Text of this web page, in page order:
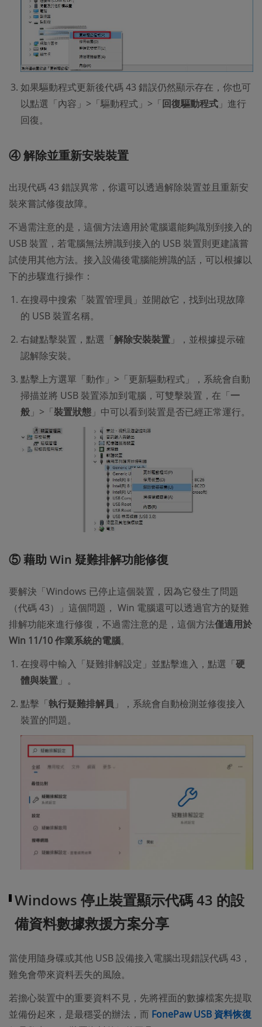
如果驅動程式更新後代碼 43 錯誤仍然顯示存在，你也可
以點選「內容」>「驅動程式」>「回復驅動程式 」進行
回復。
④ 解除並重新安裝裝置
出現代碼 43 錯誤異常，你還可以透過解除裝置並且重新安
裝來嘗試修復故障。
不過需注意的是，這個方法適用於電腦還能夠識別到接入的
USB 裝置，若電腦無法辨識到接入的 USB 裝置則更建議嘗
試使用其他方法。接入設備後電腦能辨識的話，可以根據以
下的步驟進行操作：
在搜尋中搜索「裝置管理員」並開啟它，找到出現故障
的 USB 裝置名稱。
右鍵點擊裝置，點選「解除安裝裝置 」，並根據提示確
認解除安裝。
點擊上方選單「動作」>「更新驅動程式」，系統會自動
掃描並將 USB 裝置添加到電腦，可雙擊裝置，在「一
般 」>「裝置狀態 」中可以看到裝置是否已經正常運行。
⑤ 藉助 Win 疑難排解功能修復
要解決「Windows 已停止這個裝置，因為它發生了問題
（代碼 43）」這個問題， Win 電腦還可以透過官方的疑難
排解功能來進行修復，不過需注意的是，這個方法僅適用於
Win 11/10 作業系統的電腦。
在搜尋中輸入「疑難排解設定」並點擊進入，點選「硬
體與裝置 」。
點擊「執行疑難排解員 」，系統會自動檢測並修復接入
裝置的問題。
Windows 停止裝置顯示代碼 43 的設
備資料數據救援方案分享
當使用隨身碟或其他 USB 設備接入電腦出現錯誤代碼 43，
難免會帶來資料丟失的風險。
若擔心裝置中的重要資料不見，先將裡面的數據檔案先提取
並備份起來，是最穩妥的辦法，而 FonePaw USB 資料恢復